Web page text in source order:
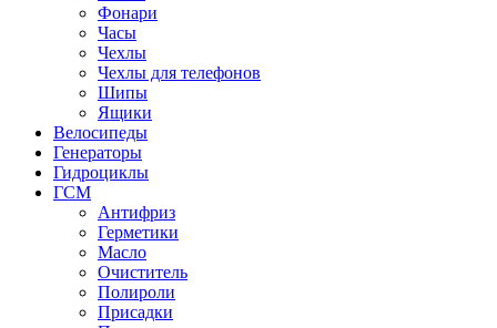
Фонари
Часы
Чехлы
Чехлы для телефонов
Шипы
Ящики
Велосипеды
Генераторы
Гидроциклы
ГСМ
Антифриз
Герметики
Масло
Очиститель
Полироли
Присадки